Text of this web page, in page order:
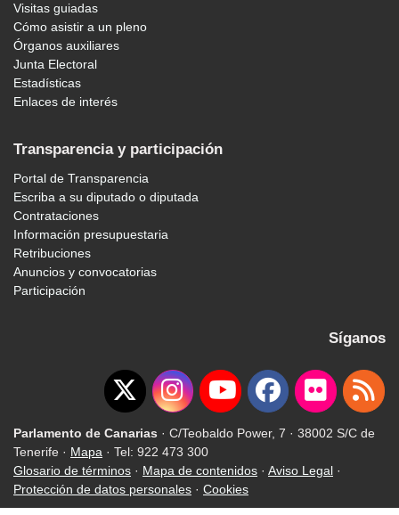
Visitas guiadas
Cómo asistir a un pleno
Órganos auxiliares
Junta Electoral
Estadísticas
Enlaces de interés
Transparencia y participación
Portal de Transparencia
Escriba a su diputado o diputada
Contrataciones
Información presupuestaria
Retribuciones
Anuncios y convocatorias
Participación
Síganos
Parlamento de Canarias · C/Teobaldo Power, 7 · 38002 S/C de
Tenerife · Mapa · Tel: 922 473 300
Glosario de términos · Mapa de contenidos · Aviso Legal ·
Protección de datos personales · Cookies